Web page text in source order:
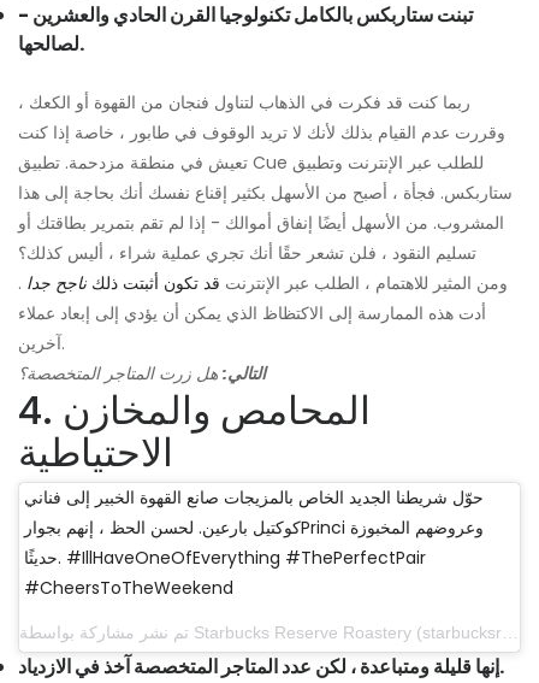
تبنت ستاربكس بالكامل تكنولوجيا القرن الحادي والعشرين -
لصالحها.
ربما كنت قد فكرت في الذهاب لتناول فنجان من القهوة أو الكعك ،
وقررت عدم القيام بذلك لأنك لا تريد الوقوف في طابور ، خاصة إذا كنت
تعيش في منطقة مزدحمة. تطبيق Cue للطلب عبر الإنترنت وتطبيق
ستاربكس. فجأة ، أصبح من الأسهل بكثير إقناع نفسك أنك بحاجة إلى هذا
المشروب. من الأسهل أيضًا إنفاق أموالك - إذا لم تقم بتمرير بطاقتك أو
تسليم النقود ، فلن تشعر حقًا أنك تجري عملية شراء ، أليس كذلك؟
ومن المثير للاهتمام ، الطلب عبر الإنترنت قد تكون أثبتت ذلكناجح جدا .
أدت هذه الممارسة إلى الاكتظاظ الذي يمكن أن يؤدي إلى إبعاد عملاء
آخرين.
التالي: هل زرت المتاجر المتخصصة؟
4. المحامص والمخازن
الاحتياطية
حوّل شريطنا الجديد الخاص بالمزيجات صانع القهوة الخبير إلى فناني
كوكتيل بارعين. لحسن الحظ ، إنهم بجوارPrinci وعروضهم المخبوزة
حديثًا. #IllHaveOneOfEverything #ThePerfectPair
#CheersToTheWeekend
تم نشر مشاركة بواسطة Starbucks Reserve Roastery (starbucksroastery) في 17 نوفمبر 2017 الساعة 4:23 مساءً بتوقيت المحيط الهادي
إنها قليلة ومتباعدة ، لكن عدد المتاجر المتخصصة آخذ في الازدياد.